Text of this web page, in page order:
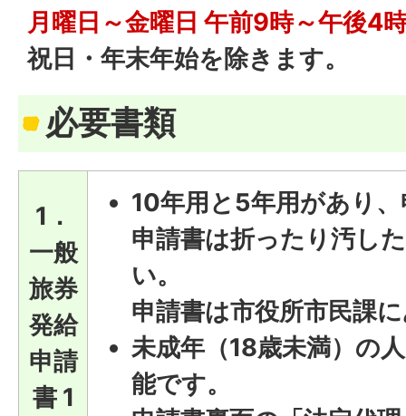
月曜日～金曜日 午前9時～午後4
祝日・年末年始を除きます。
必要書類
1．
一般
旅券
発給
申請
書 1
10年用と5年用があり
申請書は折ったり汚し
い。
申請書は市役所市民課
未成年（18歳未満）の
能です。